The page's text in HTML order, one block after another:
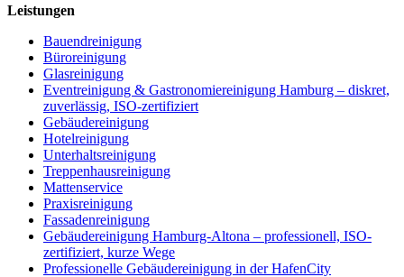
Leistungen
Bauendreinigung
Büroreinigung
Glasreinigung
Eventreinigung & Gastronomiereinigung Hamburg – diskret,
zuverlässig, ISO-zertifiziert
Gebäudereinigung
Hotelreinigung
Unterhaltsreinigung
Treppenhausreinigung
Mattenservice
Praxisreinigung
Fassadenreinigung
Gebäudereinigung Hamburg-Altona – professionell, ISO-
zertifiziert, kurze Wege
Professionelle Gebäudereinigung in der HafenCity